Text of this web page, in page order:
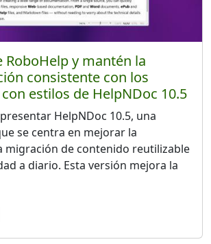
RoboHelp y mantén la
consistente con los
estilos de HelpNDoc 10.5
HelpNDoc 10.5, una
se centra en mejorar la
migración de contenido reutilizable
a diario. Esta versión mejora la